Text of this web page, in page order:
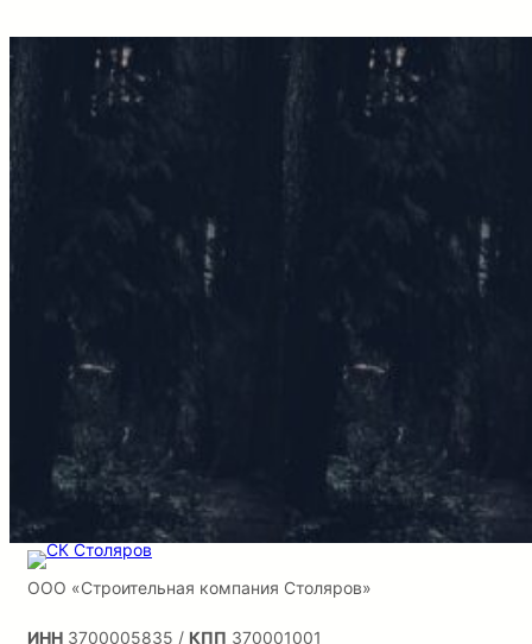
ООО «Строительная компания Столяров»
ИНН 3700005835 / КПП 370001001